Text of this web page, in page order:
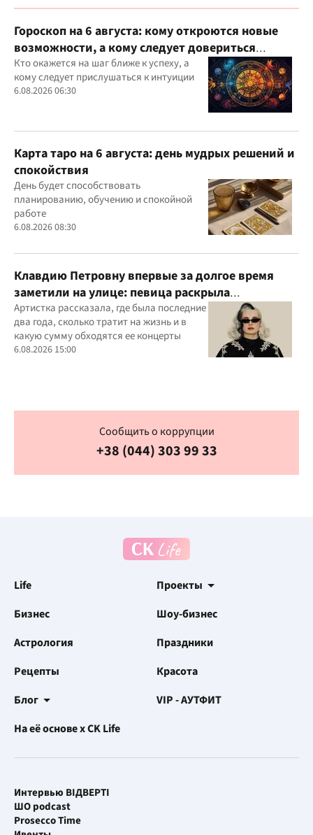
Гороскоп на 6 августа: кому откроются новые
возможности, а кому следует довериться
интуиции
Кто окажется на шаг ближе к успеху, а
кому следует прислушаться к интуиции
6.08.2026 06:30
Карта таро на 6 августа: день мудрых решений и
спокойствия
День будет способствовать
планированию, обучению и спокойной
работе
6.08.2026 08:30
Клавдию Петровну впервые за долгое время
заметили на улице: певица раскрыла
подробности своей жизни
Артистка рассказала, где была последние
два года, сколько тратит на жизнь и в
какую сумму обходятся ее концерты
6.08.2026 15:00
Сообщить о коррупции
+38 (044) 303 99 33
Life
Проекты
Бизнес
Шоу-бизнес
Астрология
Праздники
Рецепты
Красота
Блог
VIP - АУТФИТ
На её основе x CK Life
Интервью ВІДВЕРТІ
ШО podcast
Prosecco Time